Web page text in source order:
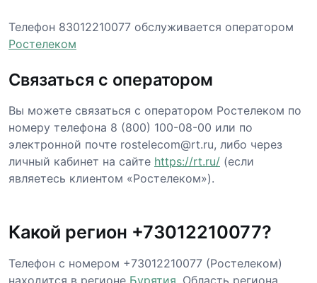
Телефон 83012210077 обслуживается оператором
Ростелеком
Связаться с оператором
Вы можете связаться с оператором Ростелеком по
номеру телефона 8 (800) 100-08-00 или по
электронной почте rostelecom@rt.ru, либо через
личный кабинет на сайте https://rt.ru/ (если
являетесь клиентом «Ростелеком»).
Какой регион +73012210077?
Телефон с номером +73012210077 (Ростелеком)